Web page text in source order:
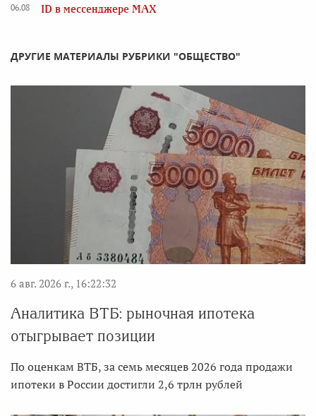
06.08
ID в мессенджере MAX
ДРУГИЕ МАТЕРИАЛЫ РУБРИКИ "ОБЩЕСТВО"
6 авг. 2026 г., 16:22:32
Аналитика ВТБ: рыночная ипотека
отыгрывает позиции
По оценкам ВТБ, за семь месяцев 2026 года продажи
ипотеки в России достигли 2,6 трлн рублей